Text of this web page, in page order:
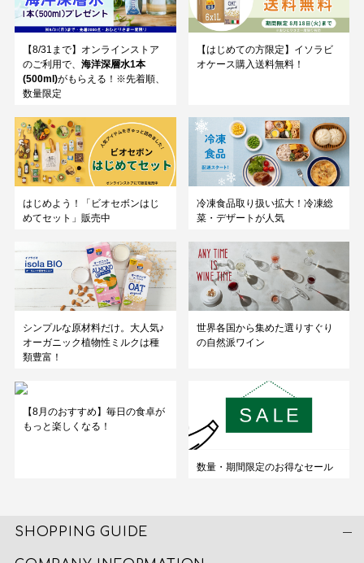
【8/31まで】オンラインストア
のご利用で、 海洋深層水1本
(500ml)がもらえる！※先着順、
数量限定
【はじめての方限定】イソラビ
オケース購入送料無料！
はじめよう！「ビオセボンはじ
めてセット」販売中
冷凍食品取り扱い拡大！冷凍総
菜・デザートが人気
シンプルな原材料だけ。大人気♪
オーガニック植物性ミルクは種
類豊富！
世界各国から集めた選りすぐり
の自然派ワイン
【8月のおすすめ】毎日の食卓が
もっと楽しくなる！
数量・期間限定のお得なセール
SHOPPING GUIDE